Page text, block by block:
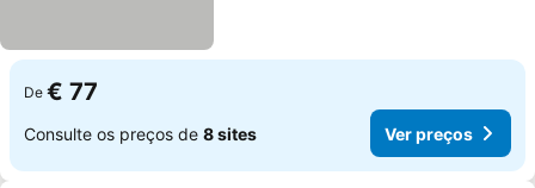
De € 77
Consulte os preços de 8 sites Ver preços